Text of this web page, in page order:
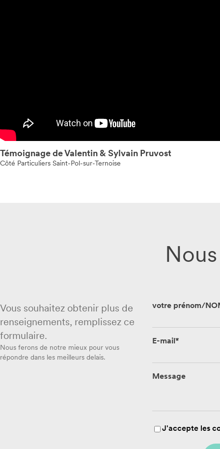
Témoignage de Valentin & Sylvain Pruvost
Côté Particuliers Saint-Pol-sur-Ternoise
Vous souhaitez obtenir plus de
renseignements, remplissez ce
formulaire.
Nous ferons de notre mieux pour vous
répondre dans les meilleurs delais.
votre prénom/
E-mail*
Message
J'accepte les